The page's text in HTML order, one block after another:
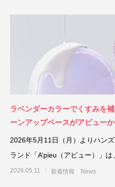
ラベンダーカラーでくすみを
ーンアップベースがアピューか
2026年5月11日（月）よりハン
ランド「A’pieu（アピュー）」は
2026.05.11 新着情報 News